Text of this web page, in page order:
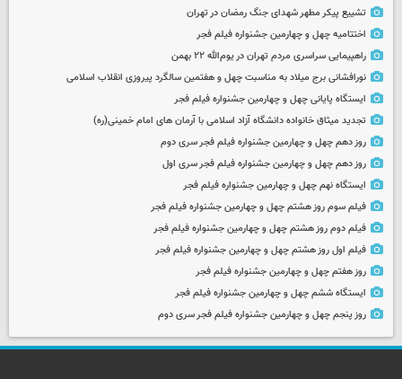
تشییع پیکر مطهر شهدای جنگ رمضان در تهران
اختتامیه چهل و چهارمین جشنواره فیلم فجر
راهپیمایی سراسری مردم تهران در یوم‌الله ۲۲ بهمن
نورافشانی برج میلاد به مناسبت چهل‌ و هفتمین سالگرد پیروزی انقلاب اسلامی
ایستگاه پایانی چهل و چهارمین جشنواره فیلم فجر
تجدید میثاق خانواده دانشگاه آزاد اسلامی با آرمان های امام خمینی(ره)
روز دهم چهل و چهارمین جشنواره فیلم فجر سری دوم
روز دهم چهل و چهارمین جشنواره فیلم فجر سری اول
ایستگاه نهم چهل و چهارمین جشنواره فیلم فجر
فیلم سوم روز هشتم چهل و چهارمین جشنواره فیلم فجر
فیلم دوم روز هشتم چهل و چهارمین جشنواره فیلم فجر
فیلم اول روز هشتم چهل و چهارمین جشنواره فیلم فجر
روز هفتم چهل و چهارمین جشنواره فیلم فجر
ایستگاه ششم چهل و چهارمین جشنواره فیلم فجر
روز پنجم چهل و چهارمین جشنواره فیلم فجر سری دوم